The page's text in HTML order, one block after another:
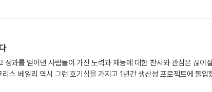
성과를 얻어낸 사람들이 가진 노력과 재능에 대한 찬사와 관심은 끊
스 베일리 역시 그런 호기심을 가지고 1년간 생산성 프로젝트에 돌